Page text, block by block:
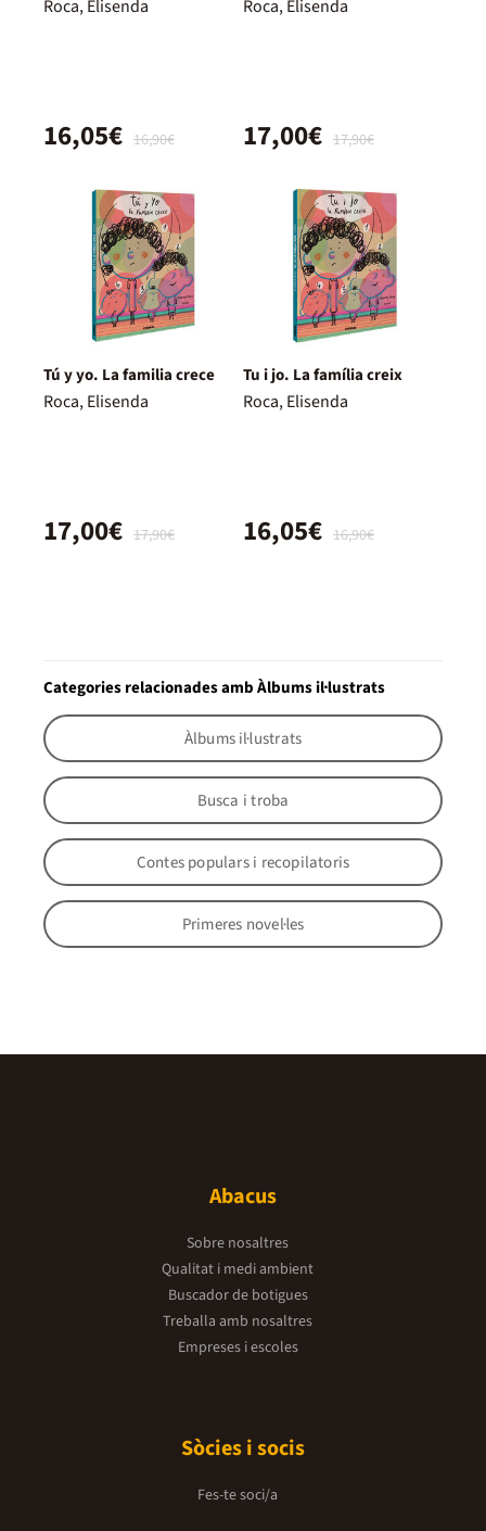
Roca, Elisenda
16,90€
16,05€
Roca, Elisenda
17,90€
17,00€
Tú y yo. La familia crece
Roca, Elisenda
17,90€
17,00€
Tu i jo. La família creix
Roca, Elisenda
16,90€
16,05€
Categories relacionades amb Àlbums il·lustrats
Àlbums il·lustrats
Busca i troba
Contes populars i recopilatoris
Primeres novel·les
Abacus
Sobre nosaltres
Qualitat i medi ambient
Buscador de botigues
Treballa amb nosaltres
Empreses i escoles
Sòcies i socis
Fes-te soci/a